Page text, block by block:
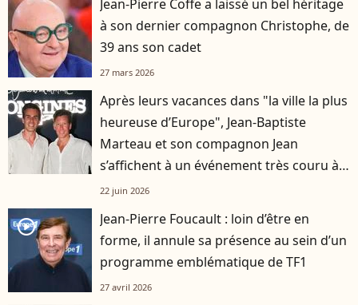
Jean-Pierre Coffe a laissé un bel héritage
à son dernier compagnon Christophe, de
39 ans son cadet
27 mars 2026
Après leurs vacances dans "la ville la plus
heureuse d’Europe", Jean-Baptiste
Marteau et son compagnon Jean
s’affichent à un événement très couru à
Paris
22 juin 2026
player2
Jean-Pierre Foucault : loin d’être en
forme, il annule sa présence au sein d’un
programme emblématique de TF1
27 avril 2026